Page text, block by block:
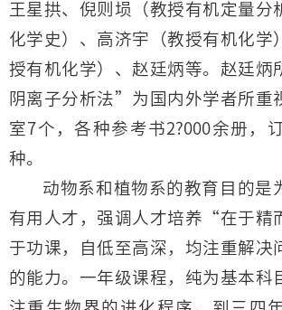
王星拱、倪则埙（教授有机定量分
化学史）、高济宇（教授有机化学
授有机化学）、赵廷炳等。赵廷
阴离子分析法”为国内外学者所重
室7个，各种参考书2?000余册，
种。
动物系和植物系的教育目的是
有用人才，强调人才培养“在于精
于功课，自低至高深，均注重解决
的能力。一年级课程，纯为基本科